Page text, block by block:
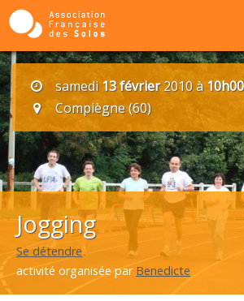
samedi13 février2010 à10h00
Compiègne (60)
Jogging
Se détendre
activité organisée par Benedicte